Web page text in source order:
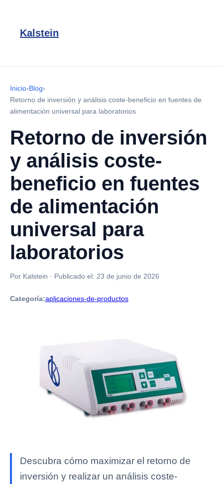
Kalstein
Inicio›Blog›
Retorno de inversión y análisis coste-beneficio en fuentes de
alimentación universal para laboratorios
Retorno de inversión
y análisis coste-
beneficio en fuentes
de alimentación
universal para
laboratorios
Por Kalstein · Publicado el: 23 de junio de 2026
Categoría:aplicaciones-de-productos
Descubra cómo maximizar el retorno de
inversión y realizar un análisis coste-